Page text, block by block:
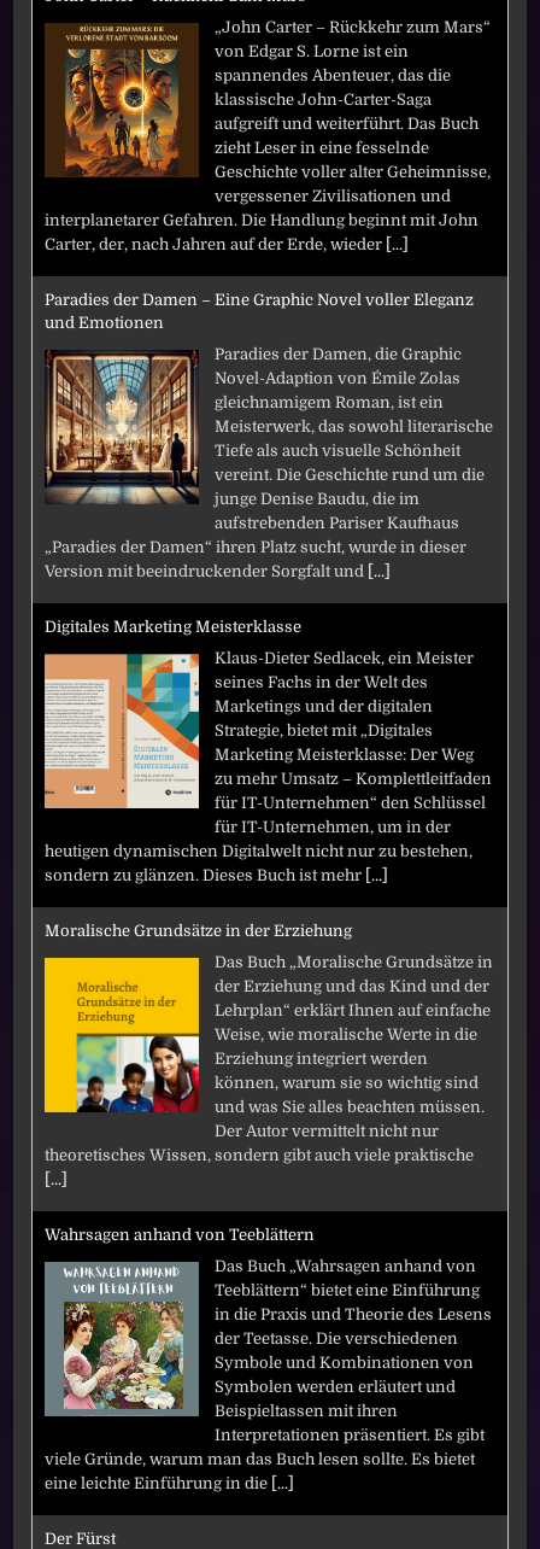
„John Carter – Rückkehr zum Mars“
von Edgar S. Lorne ist ein
spannendes Abenteuer, das die
klassische John-Carter-Saga
aufgreift und weiterführt. Das Buch
zieht Leser in eine fesselnde
Geschichte voller alter Geheimnisse,
vergessener Zivilisationen und
interplanetarer Gefahren. Die Handlung beginnt mit John
Carter, der, nach Jahren auf der Erde, wieder [...]
Paradies der Damen – Eine Graphic Novel voller Eleganz
und Emotionen
Paradies der Damen, die Graphic
Novel-Adaption von Émile Zolas
gleichnamigem Roman, ist ein
Meisterwerk, das sowohl literarische
Tiefe als auch visuelle Schönheit
vereint. Die Geschichte rund um die
junge Denise Baudu, die im
aufstrebenden Pariser Kaufhaus
„Paradies der Damen“ ihren Platz sucht, wurde in dieser
Version mit beeindruckender Sorgfalt und [...]
Digitales Marketing Meisterklasse
Klaus-Dieter Sedlacek, ein Meister
seines Fachs in der Welt des
Marketings und der digitalen
Strategie, bietet mit „Digitales
Marketing Meisterklasse: Der Weg
zu mehr Umsatz – Komplettleitfaden
für IT-Unternehmen“ den Schlüssel
für IT-Unternehmen, um in der
heutigen dynamischen Digitalwelt nicht nur zu bestehen,
sondern zu glänzen. Dieses Buch ist mehr [...]
Moralische Grundsätze in der Erziehung
Das Buch „Moralische Grundsätze in
der Erziehung und das Kind und der
Lehrplan“ erklärt Ihnen auf einfache
Weise, wie moralische Werte in die
Erziehung integriert werden
können, warum sie so wichtig sind
und was Sie alles beachten müssen.
Der Autor vermittelt nicht nur
theoretisches Wissen, sondern gibt auch viele praktische
[...]
Wahrsagen anhand von Teeblättern
Das Buch „Wahrsagen anhand von
Teeblättern“ bietet eine Einführung
in die Praxis und Theorie des Lesens
der Teetasse. Die verschiedenen
Symbole und Kombinationen von
Symbolen werden erläutert und
Beispieltassen mit ihren
Interpretationen präsentiert. Es gibt
viele Gründe, warum man das Buch lesen sollte. Es bietet
eine leichte Einführung in die [...]
Der Fürst